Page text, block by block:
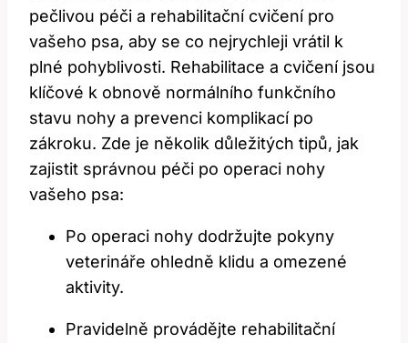
pečlivou péči a rehabilitační cvičení pro
vašeho psa, aby se co nejrychleji vrátil k
plné pohyblivosti. Rehabilitace a cvičení jsou
klíčové k obnově normálního funkčního
stavu nohy a prevenci komplikací po
zákroku. Zde je několik důležitých tipů, jak
zajistit správnou péči po operaci nohy
vašeho psa:
Po operaci nohy dodržujte pokyny
veterináře ohledně klidu a omezené
aktivity.
Pravidelně provádějte rehabilitační